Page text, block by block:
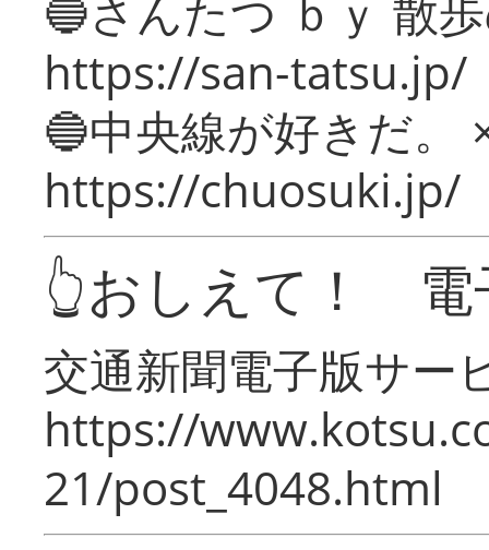
🔵さんたつ ｂｙ 散
https://san-tatsu.jp/
🔵中央線が好きだ。
https://chuosuki.jp/
👆おしえて！ 電
交通新聞電子版サー
https://
21/post_4048.html